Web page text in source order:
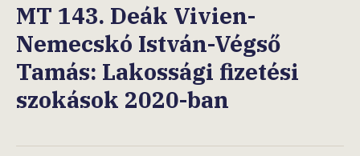
MT 143. Deák Vivien-
Nemecskó István-Végső
Tamás: Lakossági fizetési
szokások 2020-ban